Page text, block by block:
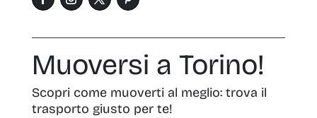
Muoversi a Torino!
Scopri come muoverti al meglio: trova il
trasporto giusto per te!